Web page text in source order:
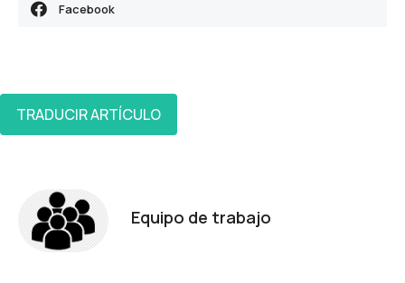
Facebook
TRADUCIR ARTÍCULO
Equipo de trabajo